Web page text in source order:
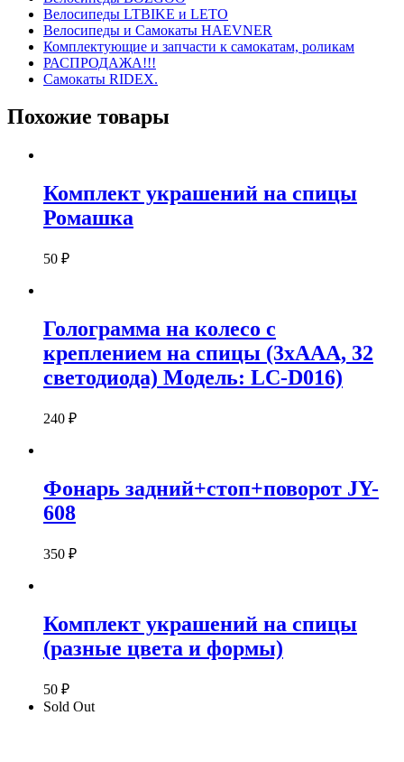
Велосипеды LTBIKE и LETO
Велосипеды и Самокаты HAEVNER
Комплектующие и запчасти к самокатам, роликам
РАСПРОДАЖА!!!
Самокаты RIDEX.
Похожие товары
Комплект украшений на спицы
Ромашка
50 ₽
Голограмма на колесо с
креплением на спицы (3хААА, 32
светодиода) Модель: LC-D016)
240 ₽
Фонарь задний+стоп+поворот JY-
608
350 ₽
Комплект украшений на спицы
(разные цвета и формы)
50 ₽
Sold Out